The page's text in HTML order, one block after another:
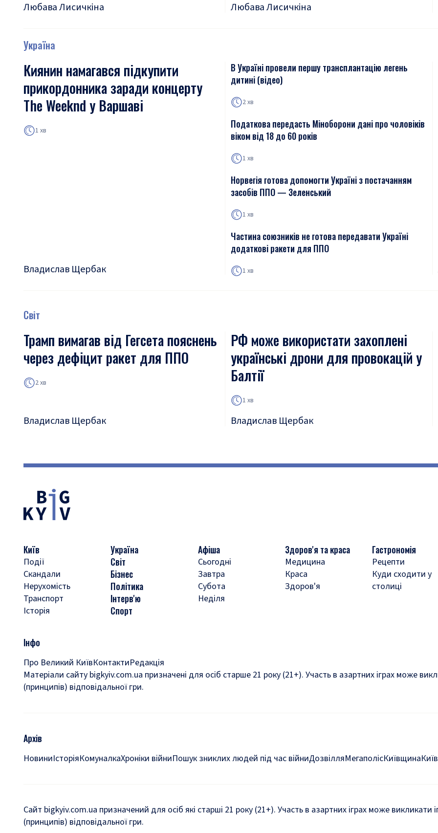
Любава Лисичкіна Любава Лисичкіна
Україна
Киянин намагався підкупити
прикордонника заради концерту
The Weeknd у Варшаві
1 хв
Владислав Щербак
В Україні провели першу трансплантацію легень
дитині (відео)
2 хв
Податкова передасть Міноборони дані про чоловіків
віком від 18 до 60 років
1 хв
Норвегія готова допомогти Україні з постачанням
засобів ППО — Зеленський
1 хв
Частина союзників не готова передавати Україні
додаткові ракети для ППО
1 хв
Світ
Трамп вимагав від Гегсета пояснень
через дефіцит ракет для ППО
2 хв
Владислав Щербак
РФ може використати захоплені
українські дрони для провокацій у
Балтії
1 хв
Владислав Щербак
Київ
Події
Скандали
Нерухомість
Транспорт
Історія
Україна
Світ
Бізнес
Політика
Інтерв'ю
Спорт
Афіша
Сьогодні
Завтра
Субота
Неділя
Здоров'я та краса
Медицина
Краса
Здоров'я
Гастрономія
Рецепти
Куди сходити у
столиці
Інфо
Про Великий КиївКонтактиРедакція
Матеріали сайту bigkyiv.com.ua призначені для осіб старше 21 року (21+). Участь в азартних іграх може
(принципів) відповідальної гри.
Архів
НовиниІсторіяКомуналкаХроніки війниПошук зниклих людей під час війниДозвілляМегаполісКиївщина
Сайт bigkyiv.com.ua призначений для осіб які старші 21 року (21+). Участь в азартних іграх може викликати
(принципів) відповідальної гри.